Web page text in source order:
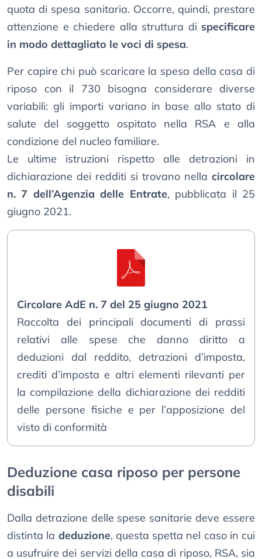
quota di spesa sanitaria. Occorre, quindi, prestare
attenzione e chiedere alla struttura di specificare
in modo dettagliato le voci di spesa.
Per capire chi può scaricare la spesa della casa di
riposo con il 730 bisogna considerare diverse
variabili: gli importi variano in base allo stato di
salute del soggetto ospitato nella RSA e alla
condizione del nucleo familiare.
Le ultime istruzioni rispetto alle detrazioni in
dichiarazione dei redditi si trovano nella circolare
n. 7 dell’Agenzia delle Entrate, pubblicata il 25
giugno 2021.
Circolare AdE n. 7 del 25 giugno 2021
Raccolta dei principali documenti di prassi
relativi alle spese che danno diritto a
deduzioni dal reddito, detrazioni d’imposta,
crediti d’imposta e altri elementi rilevanti per
la compilazione della dichiarazione dei redditi
delle persone fisiche e per l’apposizione del
visto di conformità
Deduzione casa riposo per persone
disabili
Dalla detrazione delle spese sanitarie deve essere
distinta la deduzione, questa spetta nel caso in cui
a usufruire dei servizi della casa di riposo, RSA, sia